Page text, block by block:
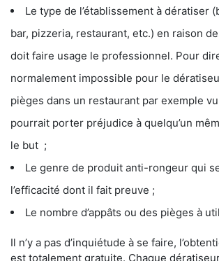
Le type de l’établissement à dératiser
bar, pizzeria, restaurant, etc.) en raison
doit faire usage le professionnel. Pour
normalement impossible pour le
pièges dans un restaurant par exemple
pourrait porter préjudice à quelqu’un
le but ;
Le genre de produit anti-rongeur qui
l’efficacité dont il fait preuve ;
Le nombre d’appâts ou des pièges à
Il n’y a pas d’inquiétude à se faire,
est totalement gratuite. Chaque